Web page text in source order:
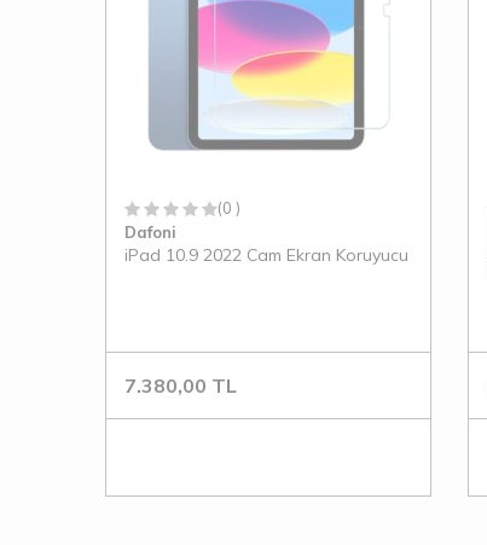
(0 )
Dafoni
iPad 10.9 2022 Cam Ekran Koruyucu
7.380,00 TL